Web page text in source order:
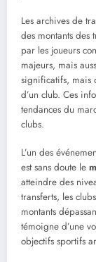
Les archives de
des montants des
par les joueurs
majeurs, mais
significatifs, mais
d’un club. Ces
tendances du
clubs.
L’un des
est sans doute le
atteindre des
transferts, les
montants
témoigne d’une
objectifs sportifs